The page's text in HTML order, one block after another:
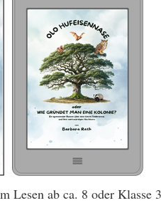
Lesen ab ca. 8 oder